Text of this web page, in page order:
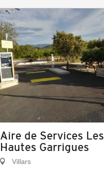
Aire de Services Les
Hautes Garrigues
Villars